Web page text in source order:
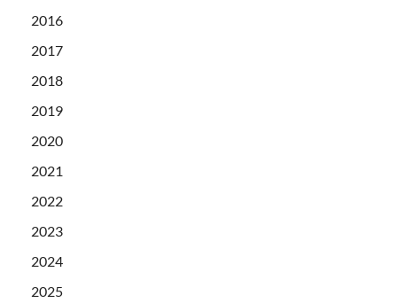
2016
2017
2018
2019
2020
2021
2022
2023
2024
2025